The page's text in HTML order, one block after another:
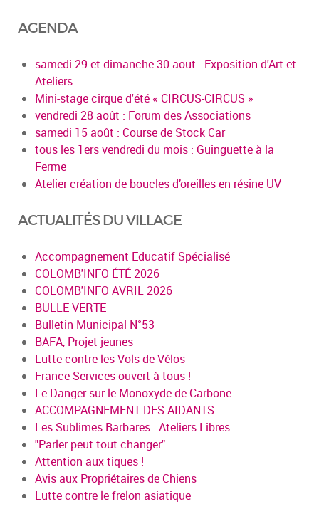
AGENDA
samedi 29 et dimanche 30 aout : Exposition d'Art et
Ateliers
Mini-stage cirque d'été « CIRCUS-CIRCUS »
vendredi 28 août : Forum des Associations
samedi 15 août : Course de Stock Car
tous les 1ers vendredi du mois : Guinguette à la
Ferme
Atelier création de boucles d’oreilles en résine UV
ACTUALITÉS DU VILLAGE
Accompagnement Educatif Spécialisé
COLOMB'INFO ÉTÉ 2026
COLOMB'INFO AVRIL 2026
BULLE VERTE
Bulletin Municipal N°53
BAFA, Projet jeunes
Lutte contre les Vols de Vélos
France Services ouvert à tous !
Le Danger sur le Monoxyde de Carbone
ACCOMPAGNEMENT DES AIDANTS
Les Sublimes Barbares : Ateliers Libres
"Parler peut tout changer"
Attention aux tiques !
Avis aux Propriétaires de Chiens
Lutte contre le frelon asiatique